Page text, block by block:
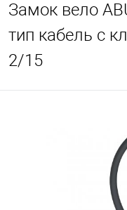
Замок вело
тип кабель с
2/15